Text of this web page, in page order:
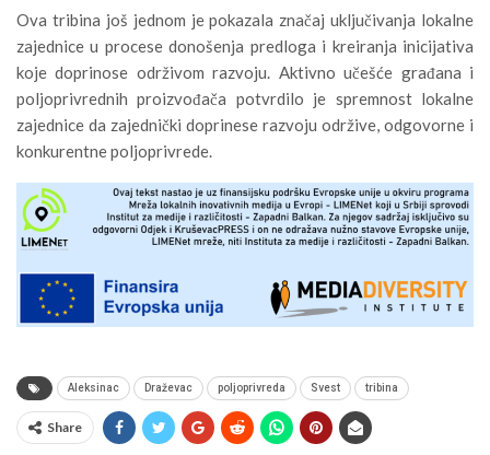
Ova tribina još jednom je pokazala značaj uključivanja lokalne
zajednice u procese donošenja predloga i kreiranja inicijativa
koje doprinose održivom razvoju. Aktivno učešće građana i
poljoprivrednih proizvođača potvrdilo je spremnost lokalne
zajednice da zajednički doprinese razvoju održive, odgovorne i
konkurentne poljoprivrede.
Aleksinac Draževac poljoprivreda Svest tribina
Share